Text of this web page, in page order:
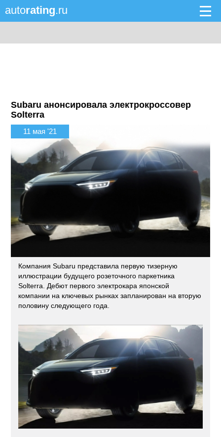
autorating.ru
Subaru анонсировала электрокроссовер
Solterra
11 мая '21
Компания Subaru представила первую тизерную
иллюстрации будущего розеточного паркетника
Solterra. Дебют первого электрокара японской
компании на ключевых рынках запланирован на вторую
половину следующего года.